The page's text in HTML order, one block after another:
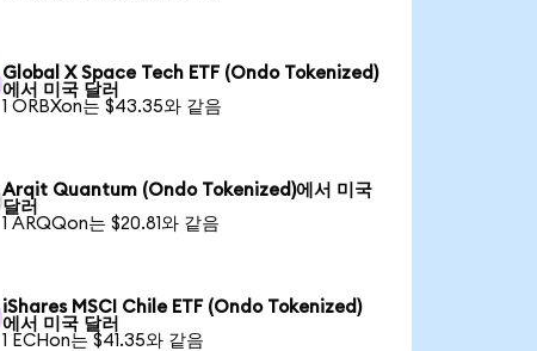
Global X Space Tech ETF (Ondo Tokenized)
에서 미국 달러
1 ORBXon는 $43.35와 같음
Arqit Quantum (Ondo Tokenized)에서 미국
달러
1 ARQQon는 $20.81와 같음
iShares MSCI Chile ETF (Ondo Tokenized)
에서 미국 달러
1 ECHon는 $41.35와 같음